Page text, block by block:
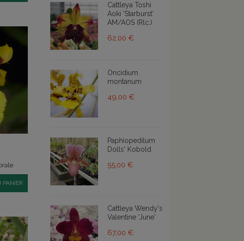
PANIER
Cattleya Toshi
Aoki 'Starburst'
AM/AOS (Rlc.)
62,00 €
Oncidium
montanum
49,00 €
Paphiopedilum
Dolls' Kobold
55,00 €
Cattleya Wendy's
Valentine 'June'
67,00 €